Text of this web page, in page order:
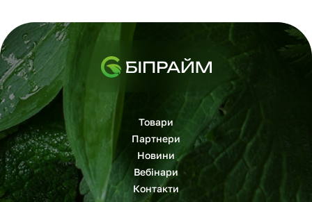
Товари
Партнери
Новини
Вебінари
Контакти